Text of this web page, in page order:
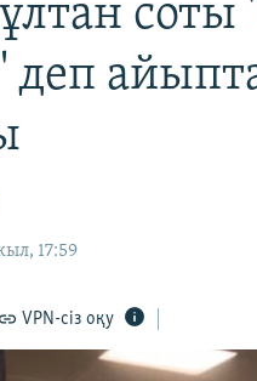
соты
деп
17:59
VPN-сіз оқу